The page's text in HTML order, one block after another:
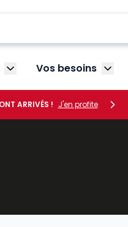
Afficher le sous-menu
Vos besoins
ARRIVÉS ! J'en profite